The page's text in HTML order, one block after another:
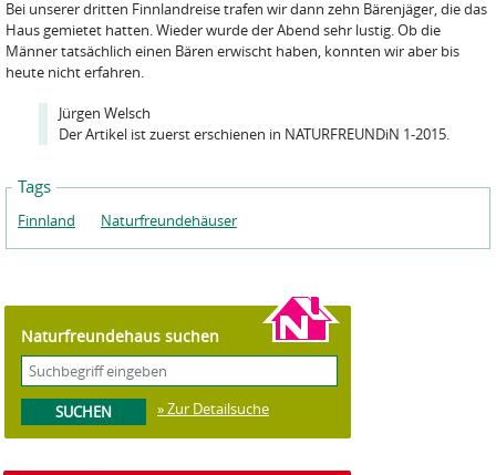
Bei unserer dritten Finnlandreise trafen wir dann zehn Bärenjäger, die das
Haus gemietet hatten. Wieder wurde der Abend sehr lustig. Ob die
Männer tatsächlich einen Bären erwischt haben, konnten wir aber bis
heute nicht erfahren.
Jürgen Welsch
Der Artikel ist zuerst erschienen in NATURFREUNDiN 1-2015.
Tags
Finnland Naturfreundehäuser
Naturfreundehaus suchen
» Zur Detailsuche